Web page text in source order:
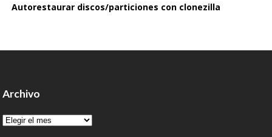
Autorestaurar discos/particiones con clonezilla
Archivo
Archivo